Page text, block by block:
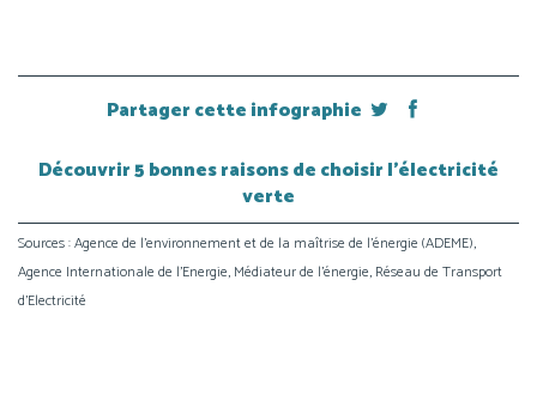
Partager cette infographie
Découvrir 5 bonnes raisons de choisir l’électricité
verte
Sources : Agence de l’environnement et de la maîtrise de l’énergie (ADEME),
Agence Internationale de l’Energie, Médiateur de l’énergie, Réseau de Transport
d’Electricité